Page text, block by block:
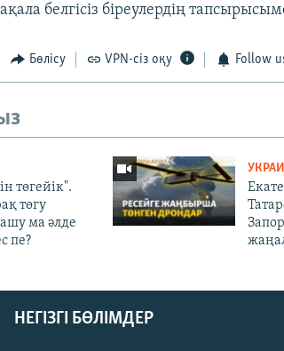
белгісіз біреулердің
Бөлісу VPN-сіз оқу Follow
төгейік".
төгу
ма әлде
пе?
НЕГІЗГІ БӨЛІМДЕР